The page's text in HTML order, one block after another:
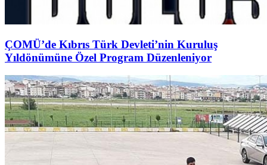
ÇOMÜ’de Kıbrıs Türk Devleti’nin Kuruluş
Yıldönümüne Özel Program Düzenleniyor